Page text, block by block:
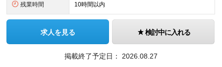
残業時間 10時間以内
求人を見る 検討中に入れる
掲載終了予定日： 2026.08.27